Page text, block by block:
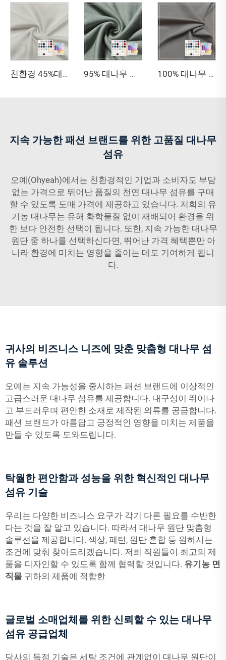
친환경 45%대나무 20%시셀 29%소로나 6% 스판덱스 신축성 원단 항균 자외선 차단 여성 액티브웨어 의류용 95% 대나무 비스코스, 5% 스판덱스 포인텔 니트 원단 — 통기성과 부드러움을 갖춘 베이비 티셔츠용 싱글 저지 100% 대나무 섬유, 280GSM, 항균·흡습·친환경·통기성 우수한 싱글 저지 원단(의류 및 스포츠웨어용)
지속 가능한 패션 브랜드를 위한 고품질 대나무
섬유
오예(Ohyeah)에서는 친환경적인 기업과 소비자도 부담
없는 가격으로 뛰어난 품질의 천연 대나무 섬유를 구매
할 수 있도록 도매 가격에 제공하고 있습니다. 저희의 유
기농 대나무는 유해 화학물질 없이 재배되어 환경을 위
한 보다 안전한 선택이 됩니다. 또한, 지속 가능한 대나무
원단 중 하나를 선택하신다면, 뛰어난 가격 혜택뿐만 아
니라 환경에 미치는 영향을 줄이는 데도 기여하게 됩니
다.
귀사의 비즈니스 니즈에 맞춘 맞춤형 대나무 섬
유 솔루션
오예는 지속 가능성을 중시하는 패션 브랜드에 이상적인
고급스러운 대나무 섬유를 제공합니다. 내구성이 뛰어나
고 부드러우며 편안한 소재로 제작된 의류를 공급합니다.
패션 브랜드가 아름답고 긍정적인 영향을 미치는 제품을
만들 수 있도록 도와드립니다.
탁월한 편안함과 성능을 위한 혁신적인 대나무
섬유 기술
우리는 다양한 비즈니스 요구가 각기 다른 필요를 수반한
다는 것을 잘 알고 있습니다. 따라서 대나무 원단 맞춤형
솔루션을 제공합니다. 색상, 패턴, 원단 혼합 등 원하시는
조건에 맞춰 찾아드리겠습니다. 저희 직원들이 최고의 제
품을 디자인할 수 있도록 함께 협력할 것입니다. 유기농 면
직물 귀하의 제품에 적합한
글로벌 소매업체를 위한 신뢰할 수 있는 대나무
섬유 공급업체
당사의 독점 기술은 세탁 조건에 관계없이 대나무 원단이